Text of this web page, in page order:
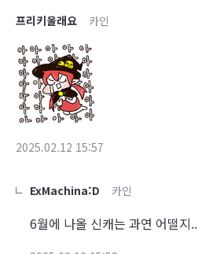
프리키울래요 카인
2025.02.12 15:57
ExMachina:D 카인
6월에 나올 신캐는 과연 어떨지..